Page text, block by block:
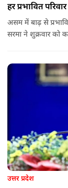
हर प्रभावित
असम में बाढ़ से प्रभावित परिवारों के लिए के मुख्यमंत्री हिमंता बिस्वा
सरमा ने शुक्रवार को
उत्तर प्रदेश